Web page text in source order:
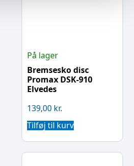
På lager
Bremsesko disc
Promax DSK-910
Elvedes
139,00 kr.
Tilføj til kurv